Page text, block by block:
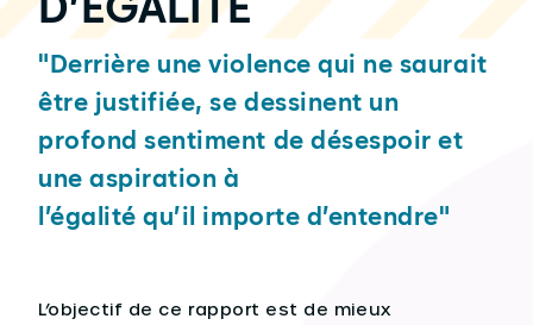
D’ÉGALITÉ
"Derrière une violence qui ne saurait
être justifiée, se dessinent un
profond sentiment de désespoir et
une aspiration à
l’égalité qu’il importe d’entendre"
L’objectif de ce rapport est de mieux